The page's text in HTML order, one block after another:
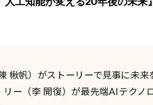
楸帆）がストーリーで見事に未来
ー（李 開復）が最先端AIテクノ